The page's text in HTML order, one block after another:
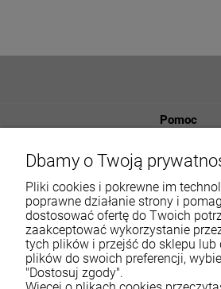
Pomoc
Płatności i
Informacje
O nas
Moje konto
Dbamy o Twoją
Pliki cookies i pokrewne im
poprawne działanie strony i
dostosować ofertę do Twoich
zaakceptować wykorzystanie
tych plików i przejść do sklepu
plików do swoich preferencji,
"Dostosuj zgody".